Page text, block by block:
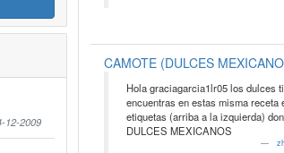
12-2009
CAMOTE (DULCES
Hola graciagarcia1lr05 los dulces
encuentras en estas misma receta
etiquetas (arriba a la izquierda)
DULCES MEXICANOS